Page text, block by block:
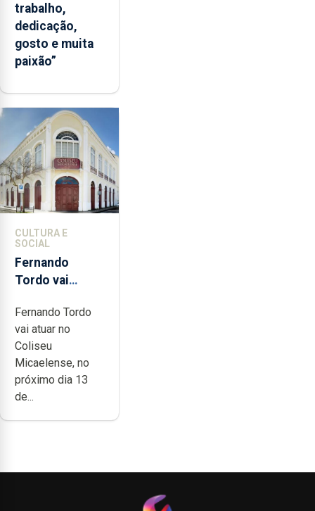
trabalho,
dedicação,
gosto e muita
paixão”
CULTURA E
SOCIAL
Fernando
Tordo vai
anos de
carreira no
Coliseu
Micaelense
Fernando Tordo
vai atuar no
Coliseu
Micaelense, no
próximo dia 13
de...